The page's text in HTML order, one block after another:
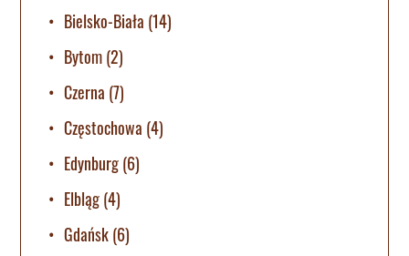
Bielsko-Biała (14)
Bytom(2)
Czerna (7)
Częstochowa (4)
Edynburg(6)
Elbląg(4)
Gdańsk(6)